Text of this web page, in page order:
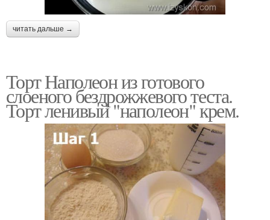
читать дальше →
Торт Наполеон из готового
слоеного бездрожжевого теста.
Торт ленивый "наполеон" крем.